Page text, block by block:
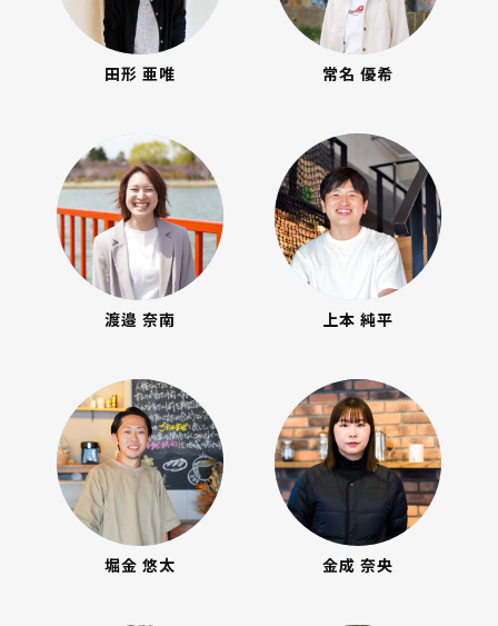
田形 亜唯 常名 優希
渡邉 奈南 上本 純平
堀金 悠太 金成 奈央